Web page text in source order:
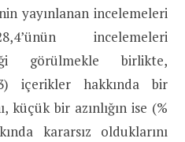
yayınlanan incelemeleri
incelemeleri
görülmekle birlikte,
içerikler hakkında bir
küçük bir azınlığın ise (%
kararsız olduklarını